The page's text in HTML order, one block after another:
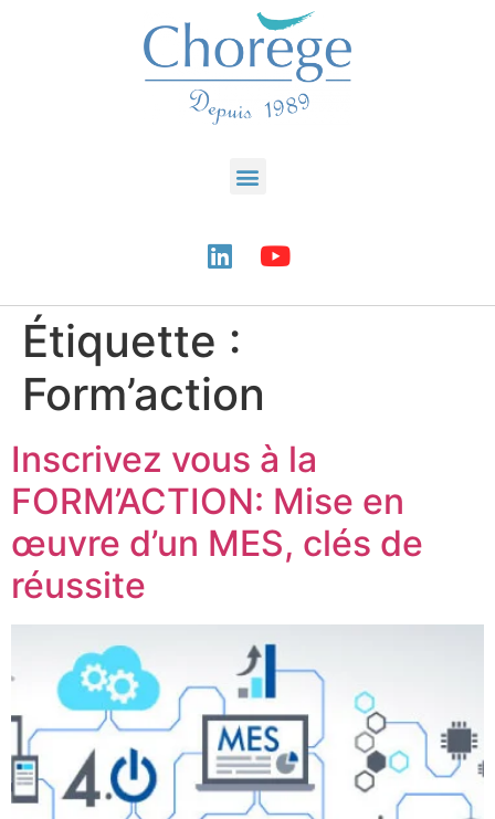
Étiquette :
Form’action
Inscrivez vous à la
FORM’ACTION: Mise en
œuvre d’un MES, clés de
réussite